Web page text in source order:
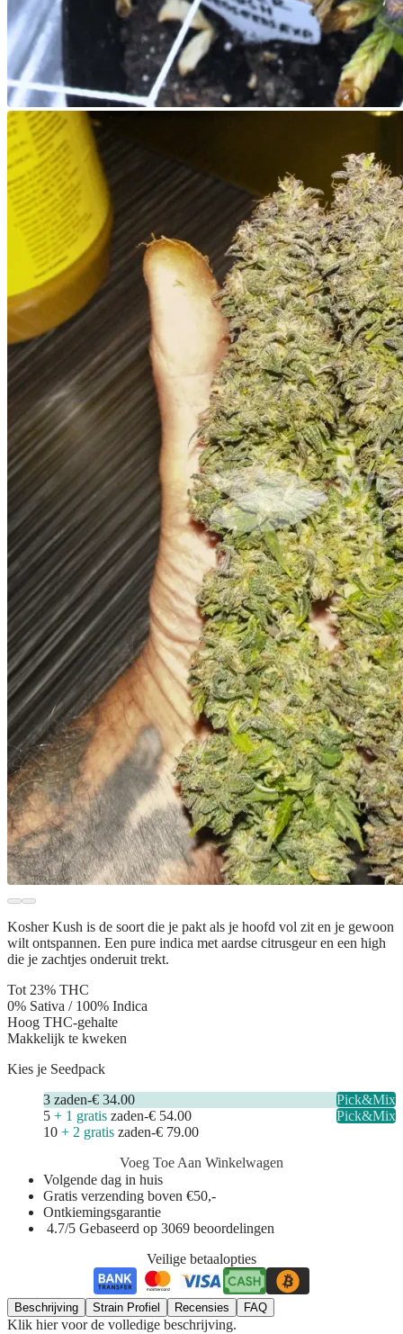
Kosher Kush is de soort die je pakt als je hoofd vol zit en je gewoon
wilt ontspannen. Een pure indica met aardse citrusgeur en een high
die je zachtjes onderuit trekt.
Tot 23% THC
0% Sativa / 100% Indica
Hoog THC-gehalte
Makkelijk te kweken
Kies je Seedpack
3 zaden-€ 34.00
Pick&Mix
5 + 1 gratis zaden-€ 54.00
Pick&Mix
10 + 2 gratis zaden-€ 79.00
Voeg Toe Aan Winkelwagen
Volgende dag in huis
Gratis verzending boven €50,-
Ontkiemingsgarantie
4.7/5 Gebaseerd op 3069 beoordelingen
Veilige betaalopties
Beschrijving Strain Profiel Recensies FAQ
Klik hier voor de volledige beschrijving.